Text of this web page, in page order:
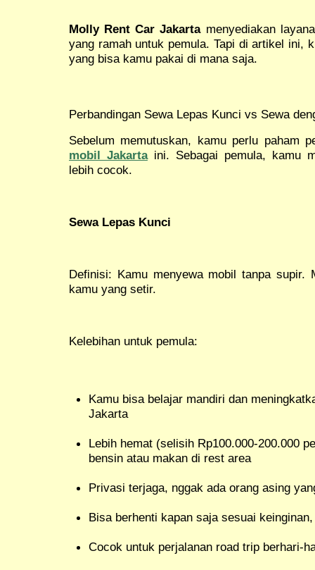
Molly Rent Car Jakartamenyediakan
yang ramah untuk pemula. Tapi di artikel ini,
yang bisa kamu pakai di mana saja.
Perbandingan Sewa Lepas Kunci vs Sewa
Sebelum memutuskan, kamu perlu paham
mobil Jakartaini. Sebagai pemula, kamu
lebih cocok.
Sewa Lepas Kunci
Definisi: Kamu menyewa mobil tanpa supir.
kamu yang setir.
Kelebihan untuk pemula:
Kamu bisa belajar mandiri dan
Jakarta
Lebih hemat (selisih Rp100.000-200.000
bensin atau makan di rest area
Privasi terjaga, nggak ada orang asing
Bisa berhenti kapan saja sesuai
Cocok untuk perjalanan road trip berhari-